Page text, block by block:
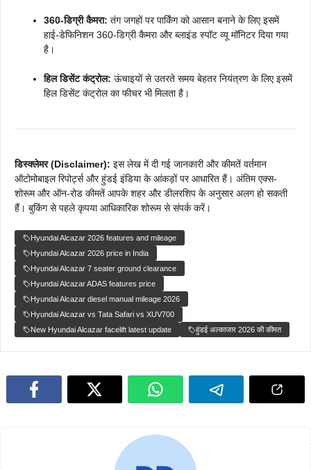
360-डिग्री कैमरा: तंग जगहों पर पार्किंग को आसान बनाने के लिए इसमें
हाई-डेफिनिशन 360-डिग्री कैमरा और ब्लाइंड स्पॉट व्यू मॉनिटर दिया गया
है।
हिल डिसेंट कंट्रोल: ऊंचाइयों से उतरते समय बेहतर नियंत्रण के लिए इसमें
हिल डिसेंट कंट्रोल का फीचर भी मिलता है।
डिस्क्लेमर (Disclaimer): इस लेख में दी गई जानकारी और कीमतें वर्तमान
ऑटोमोबाइल रिपोर्ट्स और हुंडई इंडिया के आंकड़ों पर आधारित हैं। अंतिम एक्स-
शोरूम और ऑन-रोड कीमतें आपके शहर और डीलरशिप के अनुसार अलग हो सकती
हैं। बुकिंग से पहले कृपया आधिकारिक शोरूम से संपर्क करें।
Hyundai Alcazar 2026 features and mileage
Hyundai Alcazar 2026 price in India
Hyundai Alcazar 7 seater ground clearance
Hyundai Alcazar ADAS features price
Hyundai Alcazar diesel manual mileage 2026
Hyundai Alcazar vs Tata Safari vs XUV700
New Hyundai Alcazar facelift latest update
हुंडई अल्काजार 2026 की कीमत